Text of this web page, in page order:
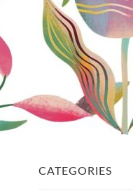
CATEGORIES